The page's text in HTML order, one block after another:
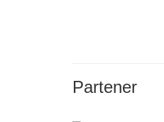
Partener